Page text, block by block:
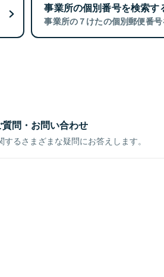
事業所の個別番号を検索す
事業所の７けたの個別郵便番号
問・お問い合わせ
するさまざまな疑問にお答えします。